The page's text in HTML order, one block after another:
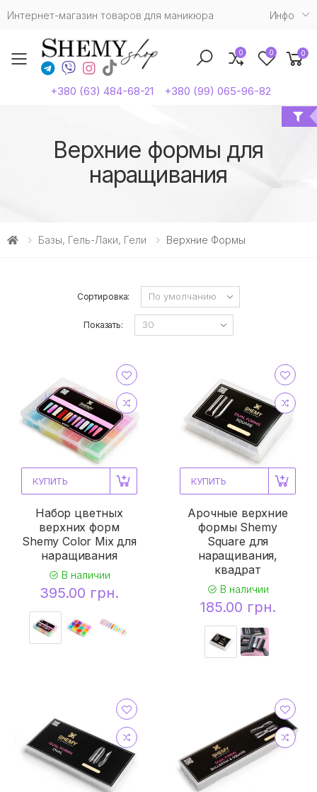
Интернет-магазин товаров для маникюра Инфо
Toggle mobile menu
+380 (63) 484-68-21 +380 (99) 065-96-82
0 0 0
Верхние формы для
наращивания
Базы, Гель-Лаки, Гели Верхние Формы
Сортировка:
Показать:
КУПИТЬ
Набор цветных
верхних форм
Shemy Color Mix для
наращивания
В наличии
395.00 грн.
КУПИТЬ
Арочные верхние
формы Shemy
Square для
наращивания,
квадрат
В наличии
185.00 грн.